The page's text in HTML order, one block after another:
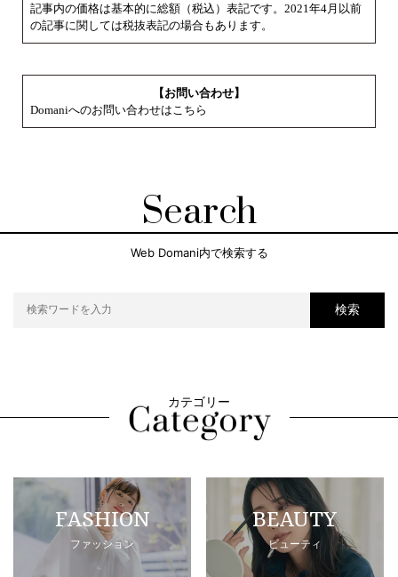
記事内の価格は基本的に総額（税込）表記です。2021年4月以前
の記事に関しては税抜表記の場合もあります。
【お問い合わせ】
Domaniへのお問い合わせはこちら
Search
Web Domani内で検索する
検索
カテゴリー
FASHION
ファッション
BEAUTY
ビューティ